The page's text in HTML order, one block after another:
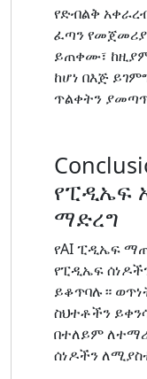
የድብልቅ
ፈጣን
ይጠቀሙ፣
ከሆነ በእጅ
ጥልቀትን
የፒዲኤፍ
ማድረግ
የAI ፒዲኤፍ
የፒዲኤፍ
ይቆጥባሉ።
ስህተቶችን
በተለይም
ሰነዶችን